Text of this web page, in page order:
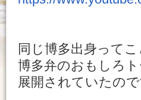
同じ博多出身ってこ
博多弁のおもしろ
展開されていたので